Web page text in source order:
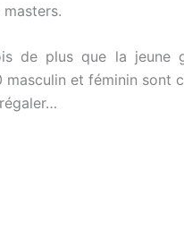
de plus que la jeune
et féminin sont